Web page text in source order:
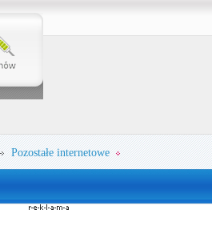
Pozostałe internetowe